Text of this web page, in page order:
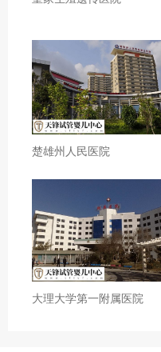
楚雄州人民医院
大理大学第一附属医院